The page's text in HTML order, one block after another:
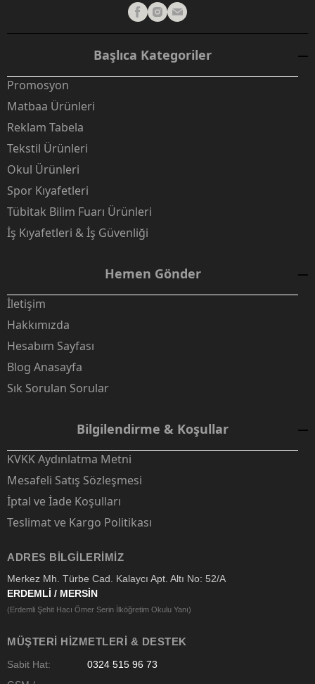
Başlıca Kategoriler
Promosyon
Matbaa Ürünleri
Reklam Tabela
Tekstil Ürünleri
Okul Ürünleri
Spor Kıyafetleri
Tübitak Bilim Fuarı Ürünleri
İş Kıyafetleri & İş Güvenliği
Hemen Gönder
İletişim
Hakkımızda
Hesabım Sayfası
Blog Anasayfa
Sık Sorulan Sorular
Bilgilendirme & Koşullar
KVKK Aydınlatma Metni
Mesafeli Satış Sözleşmesi
İptal ve İade Koşulları
Teslimat ve Kargo Politikası
ADRES BILGILERIMIZ
Merkez Mh. Türbe Cad. Kalaycı Apt. Altı No: 52/A
ERDEMLİ / MERSİN
(Erdemli Şehit Hacı Ömer Serin İlköğretim Okulu Yanı)
MÜŞTERI HIZMETLERI & DESTEK
Sabit Hat:
0324 515 96 73